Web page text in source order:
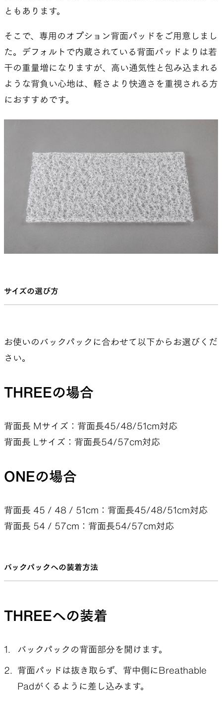
ともあります。
そこで、専用のオプション背面パッドをご用意しまし
た。デフォルトで内蔵されている背面パッドよりは若
干の重量増になりますが、高い通気性と包み込まれる
ような背負い心地は、軽さより快適さを重視される方
におすすめです。
サイズの選び方
お使いのバックパックに合わせて以下からお選びくだ
さい。
THREEの場合
背面長 Mサイズ：背面長45/48/51cm対応
背面長 Lサイズ：背面長54/57cm対応
ONEの場合
背面長 45 / 48 / 51cm：背面長45/48/51cm対応
背面長 54 / 57cm：背面長54/57cm対応
バックパックへの装着方法
THREEへの装着
バックパックの背面部分を開けます。
背面パッドは抜き取らず、背中側にBreathable
Padがくるように差し込みます。